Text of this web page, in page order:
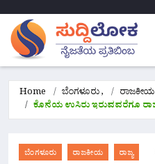
Home ಬೆಂಗಳೂರು, ರಾಜಕೀಯ
ಕೊನೆಯ ಉಸಿರು ಇರುವವರೆಗೂ
ಬೆಂಗಳೂರು ರಾಜಕೀಯ ರಾಜ್ಯ